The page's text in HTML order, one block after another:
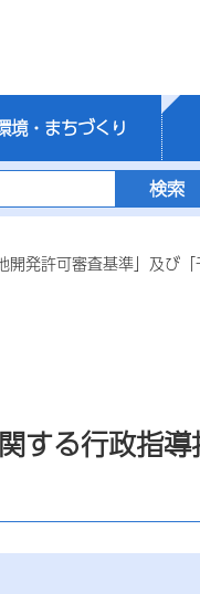
境・まちづくり
発許可審査基準」及び
する行政指